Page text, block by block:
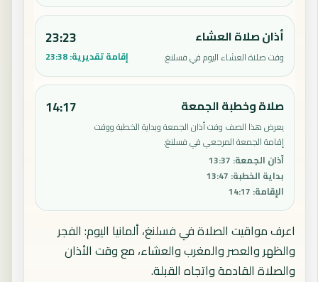
أذان صلاة العشاء
وقت صلاة العشاء اليوم في فسلنغ.
23:23
إقامة تقديرية:23:38
صلاة وخطبة الجمعة
يعرض هذا الصف وقت أذان الجمعة وبداية الخطبة ووقت
إقامة الجمعة المرجعي في فسلنغ.
أذان الجمعة:
13:37
بداية الخطبة:
13:47
الإقامة:
14:17
14:17
اعرف مواقيت الصلاة في فسلنغ، ألمانيا اليوم: الفجر
والظهر والعصر والمغرب والعشاء، مع وقت الأذان
والصلاة القادمة واتجاه القبلة.